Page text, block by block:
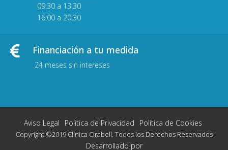
09:30 a 13:30
16:00 a 20:30
Financiación a tu medida
24 meses sin intereses
Aviso Legal Política de Privacidad Política de Cookies
Copyright ©2019 Clínica Orabell. Todos los Derechos Reservados
Desarrollado por